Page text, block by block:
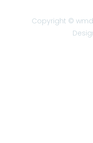
Copyright ©